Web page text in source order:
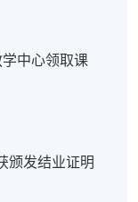
中心领取课
颁发结业证明